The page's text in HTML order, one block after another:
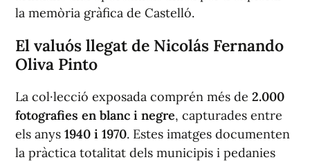
la memòria gràfica de Castelló.
El valuós llegat de Nicolás Fernando
Oliva Pinto
La col·lecció exposada comprén més de 2.000
fotografies en blanc i negre, capturades entre
els anys 1940 i 1970. Estes imatges documenten
la pràctica totalitat dels municipis i pedanies